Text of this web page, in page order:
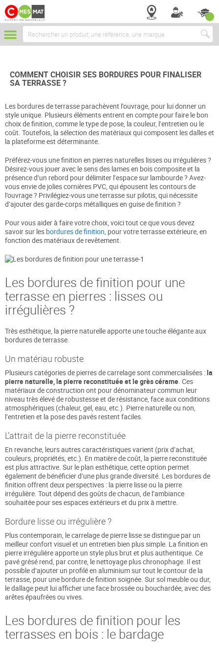
Chercher
COMMENT CHOISIR SES BORDURES POUR FINALISER
SA TERRASSE ?
Les bordures de terrasse parachèvent l’ouvrage, pour lui donner un
style unique. Plusieurs éléments entrent en compte pour faire le bon
choix de finition, comme le type de pose, la couleur, l’entretien ou le
coût. Toutefois, la sélection des matériaux qui composent les dalles et
la plateforme est déterminante.
Préférez-vous une finition en pierres naturelles lisses ou irrégulières ?
Désirez-vous jouer avec le sens des lames en bois composite et la
présence d’un rebord pour délimiter l’espace sur lambourde ? Avez-
vous envie de jolies cornières PVC, qui épousent les contours de
l’ouvrage ? Privilégiez-vous une terrasse sur pilotis, qui nécessite
d’ajouter des garde-corps métalliques en guise de finition ?
Pour vous aider à faire votre choix, voici tout ce que vous devez
savoir sur les bordures de finition, pour votre terrasse extérieure, en
fonction des matériaux de revêtement.
Les bordures de finition pour une
terrasse en pierres : lisses ou
irrégulières ?
Très esthétique, la pierre naturelle apporte une touche élégante aux
bordures de terrasse.
Un matériau robuste
Plusieurs catégories de pierres de carrelage sont commercialisées :la
pierre naturelle, la pierre reconstituée et le grès cérame. Ces
matériaux de construction ont pour dénominateur commun leur
niveau très élevé de robustesse et de résistance, face aux conditions
atmosphériques (chaleur, gel, eau, etc.). Pierre naturelle ou non,
l’entretien et la pose des pavés restent faciles.
L’attrait de la pierre reconstituée
En revanche, leurs autres caractéristiques varient (prix d’achat,
couleurs, propriétés, etc.). En matière de coût, la pierre reconstituée
est plus attractive. Sur le plan esthétique, cette option permet
également de bénéficier d’une plus grande diversité. Les bordures de
finition offrent deux perspectives : la pierre lisse ou la pierre
irrégulière. Tout dépend des goûts de chacun, de l’ambiance
souhaitée pour ses espaces extérieurs et du prix à mettre.
Bordure lisse ou irrégulière ?
Plus contemporain, le carrelage de pierre lisse se distingue par un
meilleur confort visuel et un entretien bien plus simple. La finition en
pierre irrégulière apporte un style plus brut et plus authentique. Ce
pavé grésé rend, par contre, le nettoyage plus chronophage. Il est
possible d’ajouter un profilé en aluminium sur tout le contour de la
terrasse, pour une bordure de finition soignée. Sur sol meuble ou dur,
le dallage peut lui afficher une face brossée ou bouchardée, avec des
arêtes épaufrées ou vives.
Les bordures de finition pour les
terrasses en bois : le bardage